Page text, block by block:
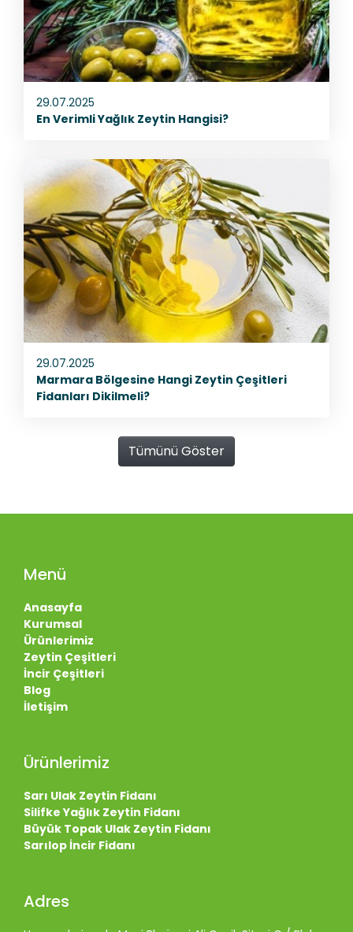
29.07.2025
En Verimli Yağlık Zeytin Hangisi?
29.07.2025
Marmara Bölgesine Hangi Zeytin Çeşitleri
Fidanları Dikilmeli?
Tümünü Göster
Menü
Anasayfa
Kurumsal
Ürünlerimiz
Zeytin Çeşitleri
İncir Çeşitleri
Blog
İletişim
Ürünlerimiz
Sarı Ulak Zeytin Fidanı
Silifke Yağlık Zeytin Fidanı
Büyük Topak Ulak Zeytin Fidanı
Sarılop İncir Fidanı
Adres